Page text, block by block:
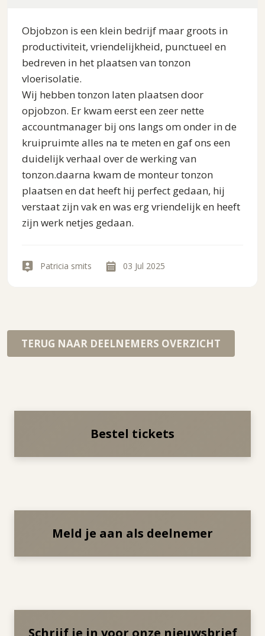
Objobzon is een klein bedrijf maar groots in
productiviteit, vriendelijkheid, punctueel en
bedreven in het plaatsen van tonzon
vloerisolatie.
Wij hebben tonzon laten plaatsen door
opjobzon. Er kwam eerst een zeer nette
accountmanager bij ons langs om onder in de
kruipruimte alles na te meten en gaf ons een
duidelijk verhaal over de werking van
tonzon.daarna kwam de monteur tonzon
plaatsen en dat heeft hij perfect gedaan, hij
verstaat zijn vak en was erg vriendelijk en heeft
zijn werk netjes gedaan.
Patricia smits 03 Jul 2025
TERUG NAAR DEELNEMERS OVERZICHT
Bestel tickets
Meld je aan als deelnemer